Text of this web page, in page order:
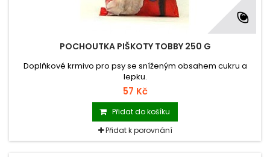
POCHOUTKA PIŠKOTY TOBBY 250 G
Doplňkové krmivo pro psy se sníženým obsahem cukru a
lepku.
57 Kč
Přidat do košíku
Přidat k porovnání